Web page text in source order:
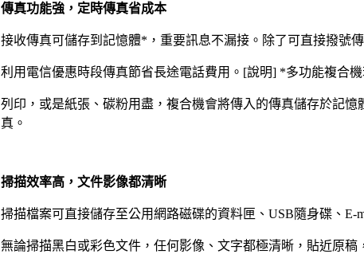
傳真功能強，定時傳真省成本
接收傳真可儲存到記憶體*，重要訊息不漏接。除了可直接撥號
利用電信優惠時段傳真節省長途電話費用。[說明] *多功能複合
列印，或是紙張、碳粉用盡，複合機會將傳入的傳真儲存於記
真。
掃描效率高，文件影像都清晰
掃描檔案可直接儲存至公用網路磁碟的資料匣、USB隨身碟、E-
無論掃描黑白或彩色文件，任何影像、文字都極清晰，貼近原稿